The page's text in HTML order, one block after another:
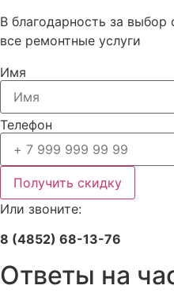
В благодарность за
все ремонтные услуги
Имя
Телефон
Получить скидку
Или звоните:
8 (4852) 68-13-76
Ответы на